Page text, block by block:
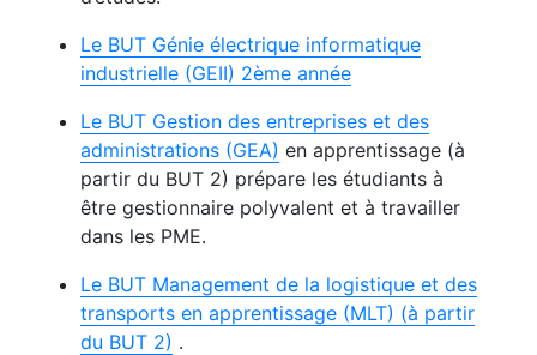
Le BUT Génie électrique informatique
industrielle (GEII) 2ème année
Le BUT Gestion des entreprises et des
administrations (GEA) en apprentissage (à
partir du BUT 2) prépare les étudiants à
être gestionnaire polyvalent et à travailler
dans les PME.
Le BUT Management de la logistique et des
transports en apprentissage (MLT) (à partir
du BUT 2) .